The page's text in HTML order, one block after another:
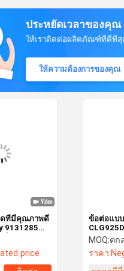
ประหยัดเวลาของคุณ
ให้เราติดต่อผลิตภัณฑ์ที่ดีที่
ให้ความต้องการของคุณ
ข้อต่อแบ
200-915
ศูนย์ข้อต่อ
MOQ:ตก
ราคา:
ดที่มีคุณภาพดี
9131285
ำหรับรถขุด
EX50U
price